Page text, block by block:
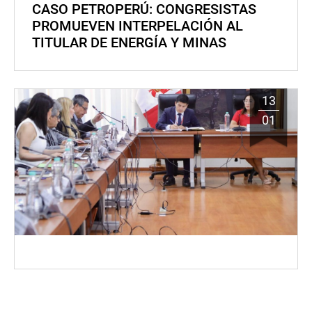
CASO PETROPERÚ: CONGRESISTAS
PROMUEVEN INTERPELACIÓN AL
TITULAR DE ENERGÍA Y MINAS
13
01